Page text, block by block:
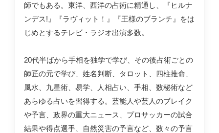
師でもある。東洋、西洋の占術に精通し、『ヒルナ
ンデス!』『ラヴィット！』『王様のブランチ』をは
じめとするテレビ・ラジオ出演多数。
20代半ばから手相を独学で学び、その後占術ごとの
師匠の元で学び、姓名判断、タロット、四柱推命、
風水、九星術、易学、人相占い、手相、数秘術など
あらゆる占いを習得する。芸能人や芸人のブレイク
や予言、政界の重大ニュース、プロサッカーの試合
結果や得点選手、自然災害の予言など、数々の予言